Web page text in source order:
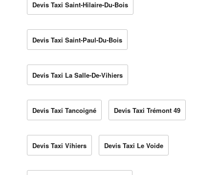
Devis Taxi Saint-Hilaire-Du-Bois
Devis Taxi Saint-Paul-Du-Bois
Devis Taxi La Salle-De-Vihiers
Devis Taxi Tancoigné Devis Taxi Trémont 49
Devis Taxi Vihiers Devis Taxi Le Voide